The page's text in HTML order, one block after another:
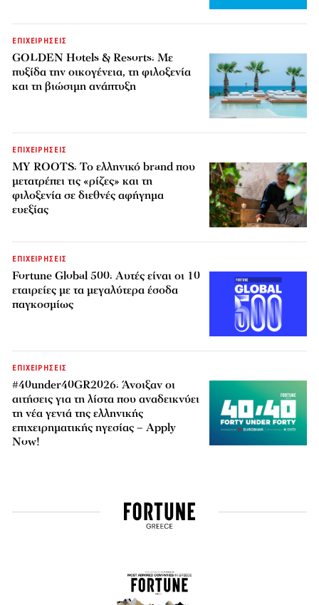
ΕΠΙΧΕΙΡΗΣΕΙΣ
GOLDEN Hotels & Resorts: Με
πυξίδα την οικογένεια, τη φιλοξενία
και τη βιώσιμη ανάπτυξη
ΕΠΙΧΕΙΡΗΣΕΙΣ
MY ROOTS: Το ελληνικό brand που
μετατρέπει τις «ρίζες» και τη
φιλοξενία σε διεθνές αφήγημα
ευεξίας
ΕΠΙΧΕΙΡΗΣΕΙΣ
Fortune Global 500: Αυτές είναι οι 10
εταιρείες με τα μεγαλύτερα έσοδα
παγκοσμίως
ΕΠΙΧΕΙΡΗΣΕΙΣ
#40under40GR2026: Άνοιξαν οι
αιτήσεις για τη λίστα που αναδεικνύει
τη νέα γενιά της ελληνικής
επιχειρηματικής ηγεσίας – Apply
Now!